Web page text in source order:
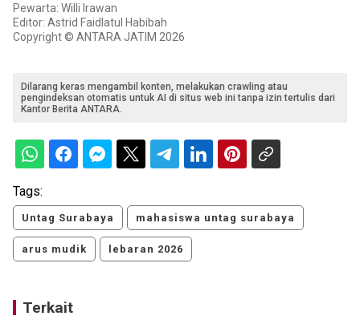
Pewarta: Willi Irawan
Editor: Astrid Faidlatul Habibah
Copyright © ANTARA JATIM 2026
Dilarang keras mengambil konten, melakukan crawling atau
pengindeksan otomatis untuk AI di situs web ini tanpa izin tertulis dari
Kantor Berita ANTARA.
Tags:
Untag Surabaya mahasiswa untag surabaya
arus mudik lebaran 2026
Terkait